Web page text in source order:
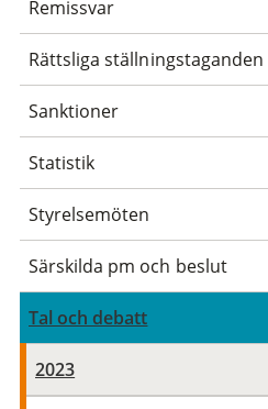
Remissvar
Rättsliga ställningstaganden
Sanktioner
Statistik
Styrelsemöten
Särskilda pm och beslut
Tal och debatt
2023